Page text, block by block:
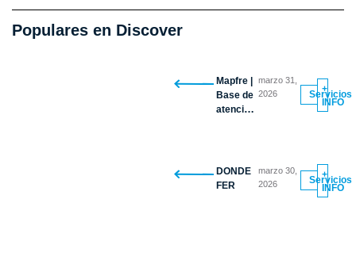
Populares en Discover
Mapfre |
Base de
atención
marzo 31,
2026
Servicios
+
INFO
DONDE
FER
marzo 30,
2026
Servicios
+
INFO